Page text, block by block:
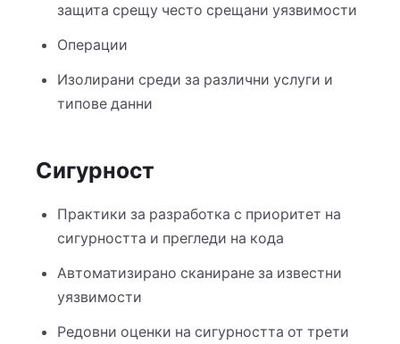
защита срещу често срещани уязвимости
Операции
Изолирани среди за различни услуги и
типове данни
Сигурност
Практики за разработка с приоритет на
сигурността и прегледи на кода
Автоматизирано сканиране за известни
уязвимости
Редовни оценки на сигурността от трети